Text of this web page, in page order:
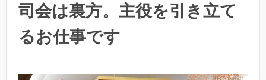
司会は裏方。主役を引き立て
るお仕事です